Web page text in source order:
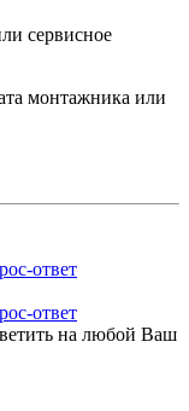
сервисное
монтажника или
ответ
ответ
на любой Ваш